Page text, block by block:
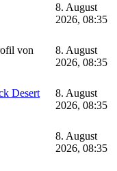
8. August
2026, 08:35
von
8. August
2026, 08:35
Desert
8. August
2026, 08:35
8. August
2026, 08:35